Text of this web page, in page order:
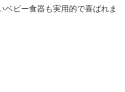
ベビー食器も実用的で喜ばれま